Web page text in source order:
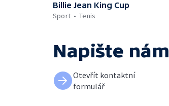
Billie Jean King Cup
Sport
Tenis
Napište nám
Otevřít kontaktní
formulář